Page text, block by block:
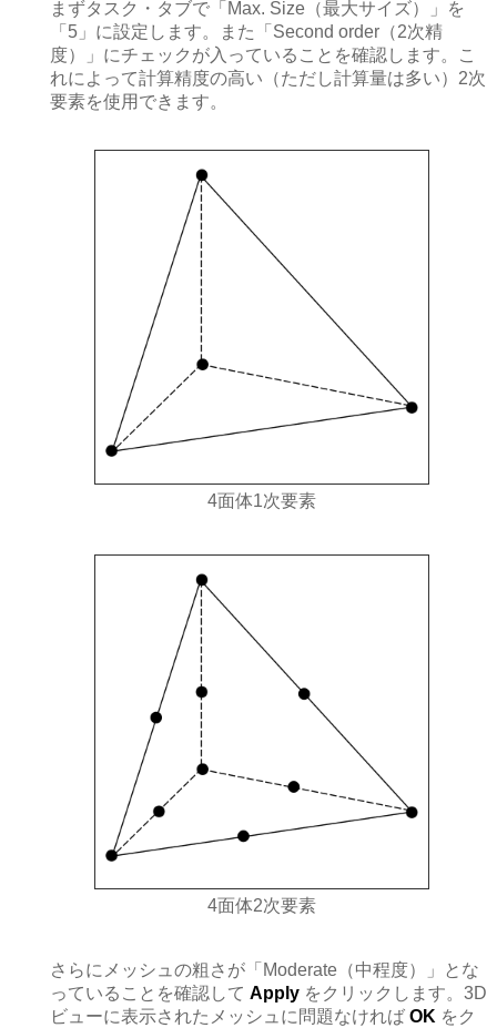
まずタスク・タブで「Max. Size（最大サイズ）」を
「5」に設定します。また「Second order（2次精
度）」にチェックが入っていることを確認します。こ
れによって計算精度の高い（ただし計算量は多い）2次
要素を使用できます。
4面体1次要素
4面体2次要素
さらにメッシュの粗さが「Moderate（中程度）」とな
っていることを確認して Apply をクリックします。3D
ビューに表示されたメッシュに問題なければ OK をク